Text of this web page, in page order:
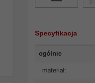
Specyfikacja
ogólnie
materiał: